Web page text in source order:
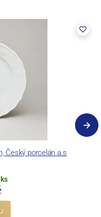
Český porcelán a.s